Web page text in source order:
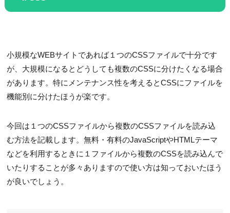
小規模なWEBサイトであれば１つのCSSファイルで十分です
が、大規模になるとどうしても複数のCSSに分けたくなる場合
があります。特にメンテナンス性を考えるとCSSにファイルを
機能別に分けたほうが楽です。
今回は１つのCSSファイルから複数のCSSファイルを読み込
む方法を記載します。無料・有料のJavaScriptやHTMLテーマ
などを利用するときに１ファイルから複数のCSSを読み込んで
いたりすることが多々ありますので使い方は知っておいたほう
が良いでしょう。